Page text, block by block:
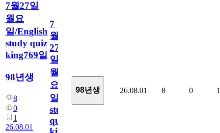
7월27일
월요
일/English
study quiz
king769일
98년생
8
0
1
26.08.01
7
월
27
일
월
요
일/English
study
quiz
98년생 26.08.01 8 0 1